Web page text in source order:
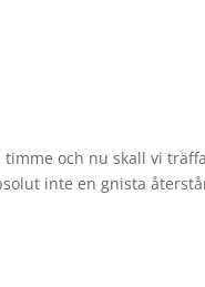
och nu skall vi
inte en gnista